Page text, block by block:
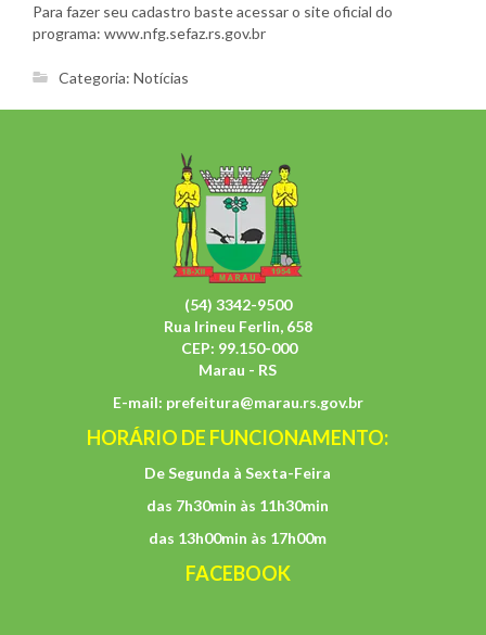
Para fazer seu cadastro baste acessar o site oficial do
programa: www.nfg.sefaz.rs.gov.br
Categoria: Notícias
(54) 3342-9500
Rua Irineu Ferlin, 658
CEP: 99.150-000
Marau - RS
E-mail: prefeitura@marau.rs.gov.br
HORÁRIO DE FUNCIONAMENTO:
De Segunda à Sexta-Feira
das 7h30min às 11h30min
das 13h00min às 17h00m
FACEBOOK